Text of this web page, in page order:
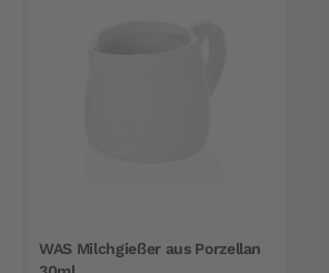
WAS Milchgießer aus Porzellan